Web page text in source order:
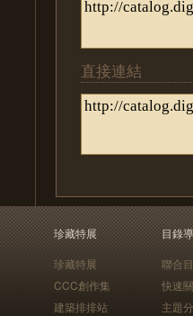
直接連結
珍藏特展
珍藏特展
CCC創作集
建築排排站
目錄
聯合
快速
主題